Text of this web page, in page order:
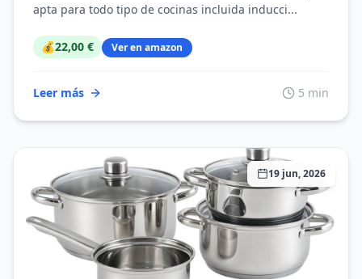
apta para todo tipo de cocinas incluida inducci...
💰22,00 € Ver en amazon
Leer más 5 min
19 jun, 2026